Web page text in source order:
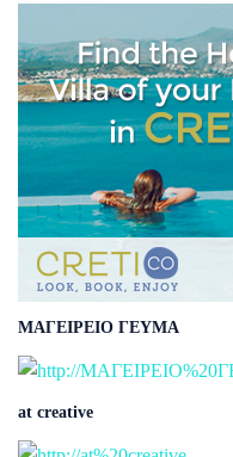
ΜΑΓΕΙΡΕΙΟ ΓΕΥΜΑ
at creative